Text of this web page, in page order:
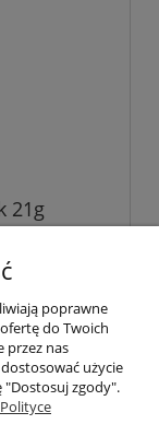
21g
poprawne
do Twoich
przez nas
użycie
"Dostosuj zgody".